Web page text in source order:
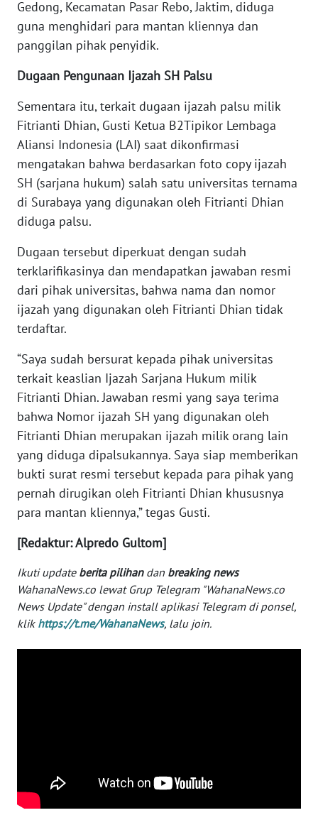
Gedong, Kecamatan Pasar Rebo, Jaktim, diduga
guna menghidari para mantan kliennya dan
panggilan pihak penyidik.
Dugaan Pengunaan Ijazah SH Palsu
Sementara itu, terkait dugaan ijazah palsu milik
Fitrianti Dhian, Gusti Ketua B2Tipikor Lembaga
Aliansi Indonesia (LAI) saat dikonfirmasi
mengatakan bahwa berdasarkan foto copy ijazah
SH (sarjana hukum) salah satu universitas ternama
di Surabaya yang digunakan oleh Fitrianti Dhian
diduga palsu.
Dugaan tersebut diperkuat dengan sudah
terklarifikasinya dan mendapatkan jawaban resmi
dari pihak universitas, bahwa nama dan nomor
ijazah yang digunakan oleh Fitrianti Dhian tidak
terdaftar.
“Saya sudah bersurat kepada pihak universitas
terkait keaslian Ijazah Sarjana Hukum milik
Fitrianti Dhian. Jawaban resmi yang saya terima
bahwa Nomor ijazah SH yang digunakan oleh
Fitrianti Dhian merupakan ijazah milik orang lain
yang diduga dipalsukannya. Saya siap memberikan
bukti surat resmi tersebut kepada para pihak yang
pernah dirugikan oleh Fitrianti Dhian khususnya
para mantan kliennya,” tegas Gusti.
[Redaktur: Alpredo Gultom]
Ikuti update berita pilihandan breaking news
WahanaNews.co lewat Grup Telegram "WahanaNews.co
News Update" dengan install aplikasi Telegram di ponsel,
klik https://t.me/WahanaNews, lalu join.
WN
NUSANTARA
WN
JOGJA
WN
JATIM
WN
BALI
WN
KALTENG
WN
WN
KALSEL
WN
KALTIM
WN
WN
WN
SULUT
WN
WN